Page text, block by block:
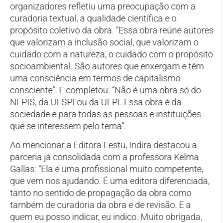
organizadores refletiu uma preocupação com a
curadoria textual, a qualidade científica e o
propósito coletivo da obra. “Essa obra reúne autores
que valorizam a inclusão social, que valorizam o
cuidado com a natureza, o cuidado com o propósito
socioambiental. São autores que enxergam e têm
uma consciência em termos de capitalismo
consciente”. E completou: “Não é uma obra só do
NEPIS, da UESPI ou da UFPI. Essa obra é da
sociedade e para todas as pessoas e instituições
que se interessem pelo tema”.
Ao mencionar a Editora Lestu, Indira destacou a
parceria já consolidada com a professora Kelma
Gallas: “Ela é uma profissional muito competente,
que vem nos ajudando. É uma editora diferenciada,
tanto no sentido de propagação da obra como
também de curadoria da obra e de revisão. E a
quem eu posso indicar, eu indico. Muito obrigada,